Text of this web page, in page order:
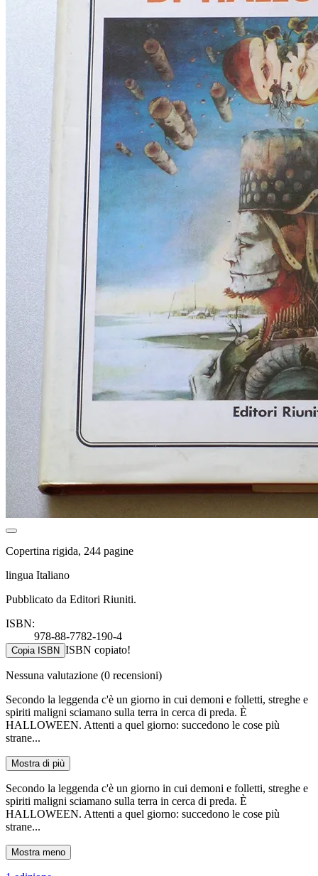
Copertina rigida, 244 pagine
lingua Italiano
Pubblicato da Editori Riuniti.
ISBN:
978-88-7782-190-4
Copia ISBN ISBN copiato!
Nessuna valutazione (0 recensioni)
Secondo la leggenda c'è un giorno in cui demoni e folletti, streghe e
spiriti maligni sciamano sulla terra in cerca di preda. È
HALLOWEEN. Attenti a quel giorno: succedono le cose più
strane...
Mostra di più
Secondo la leggenda c'è un giorno in cui demoni e folletti, streghe e
spiriti maligni sciamano sulla terra in cerca di preda. È
HALLOWEEN. Attenti a quel giorno: succedono le cose più
strane...
Mostra meno